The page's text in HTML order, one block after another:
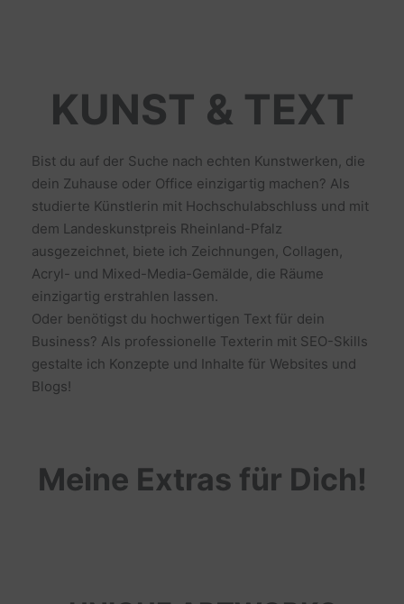
KUNST & TEXT
Bist du auf der Suche nach echten Kunstwerken, die
dein Zuhause oder Office einzigartig machen? Als
studierte Künstlerin mit Hochschulabschluss und mit
dem Landeskunstpreis Rheinland-Pfalz
ausgezeichnet, biete ich Zeichnungen, Collagen,
Acryl- und Mixed-Media-Gemälde, die Räume
einzigartig erstrahlen lassen.
Oder benötigst du hochwertigen Text für dein
Business? Als professionelle Texterin mit SEO-Skills
gestalte ich Konzepte und Inhalte für Websites und
Blogs!
Meine Extras für Dich!